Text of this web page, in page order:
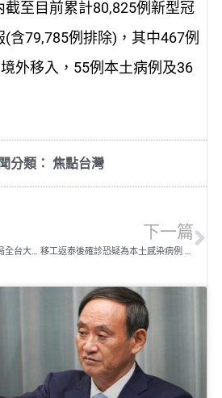
至目前累計80,825例新型冠
含79,785例排除)，其中467例
外移入，55例本土病例及36
分類： 焦點台灣
開賣首日振興三倍券 造成郵局全台大當機
下一篇
移工返泰後確診恐疑為本土感染病例 擴大篩檢189名接觸者初採呈陰性